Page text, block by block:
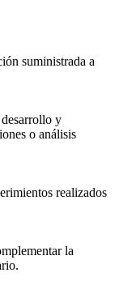
suministrada a
y
o análisis
realizados
la